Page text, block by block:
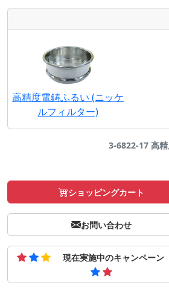
高精度電鋳ふるい (ニッケ
ルフィルター)
3-6822-17 高
ショッピングカート
お問い合わせ
現在実施中のキャンペーン